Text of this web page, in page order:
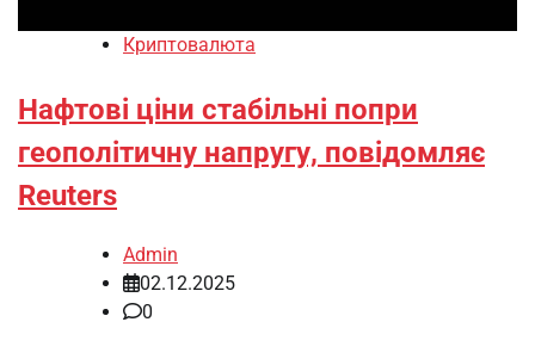
Криптовалюта
Нафтові ціни стабільні попри
геополітичну напругу, повідомляє
Reuters
Admin
02.12.2025
0